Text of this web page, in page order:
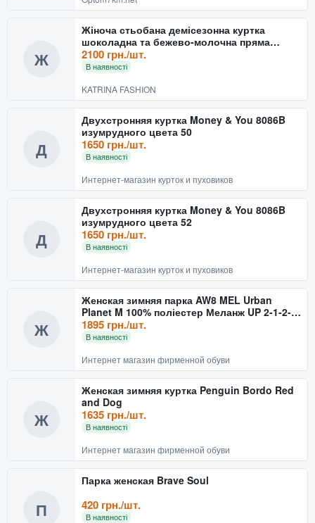
Ж
Жіноча стьобана демісезонна куртка
шоколадна та бежево-молочна пряма
оверсайз
2100 грн./шт.
В наявності
KATRINA FASHION
Д
Двухстронняя куртка Money & You 8086B
изумрудного цвета 50
1650 грн./шт.
В наявності
Интернет-магазин курток и пуховиков
Д
Двухстронняя куртка Money & You 8086B
изумрудного цвета 52
1650 грн./шт.
В наявності
Интернет-магазин курток и пуховиков
Ж
Женская зимняя парка AW8 MEL Urban
Planet M 100% поліестер Меланж UP 2-1-2-
17
1895 грн./шт.
В наявності
Интернет магазин фирменной обуви
Ж
Женская зимняя куртка Penguin Bordo Red
and Dog
1635 грн./шт.
В наявності
Интернет магазин фирменной обуви
П
Парка женская Brave Soul
420 грн./шт.
В наявності